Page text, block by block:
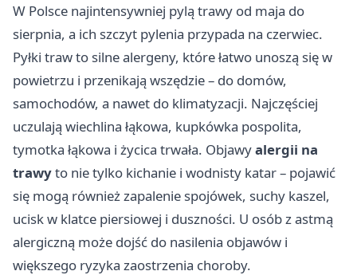
W Polsce najintensywniej pylą trawy od maja do
sierpnia, a ich szczyt pylenia przypada na czerwiec.
Pyłki traw to silne alergeny, które łatwo unoszą się w
powietrzu i przenikają wszędzie – do domów,
samochodów, a nawet do klimatyzacji. Najczęściej
uczulają wiechlina łąkowa, kupkówka pospolita,
tymotka łąkowa i życica trwała. Objawyalergii na
trawyto nie tylko kichanie i wodnisty katar – pojawić
się mogą również zapalenie spojówek, suchy kaszel,
ucisk w klatce piersiowej i duszności. U osób z astmą
alergiczną może dojść do nasilenia objawów i
większego ryzyka zaostrzenia choroby.